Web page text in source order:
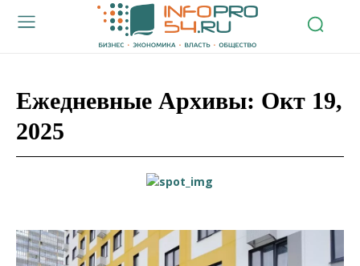
Ежедневные Архивы: Окт 19,
2025